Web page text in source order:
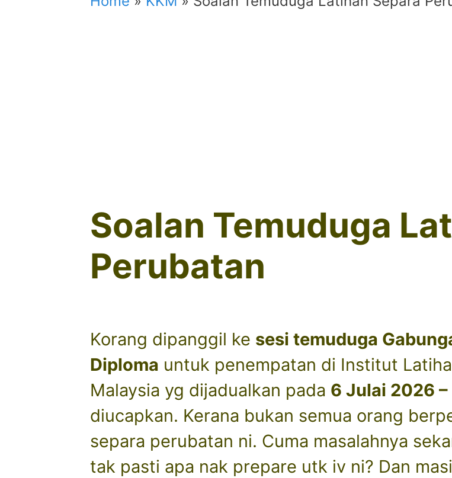
Soalan Temuduga
Perubatan
Korang dipanggil ke sesi temuduga
Diploma untuk penempatan di Institut
Malaysia yg dijadualkan pada 6 Julai 2026
diucapkan. Kerana bukan semua orang
separa perubatan ni. Cuma masalahnya
tak pasti apa nak prepare utk iv ni? Dan